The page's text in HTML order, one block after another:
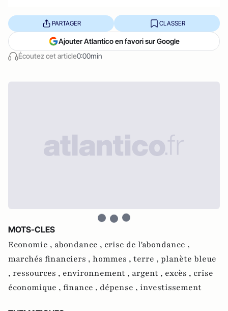
Écoutez cet article0:00min
PARTAGER CLASSER
Ajouter Atlantico en favori sur Google
MOTS-CLES
Economie , abondance , crise de l'abondance ,
marchés financiers , hommes , terre , planète bleue
, ressources , environnement , argent , excès , crise
économique , finance , dépense , investissement